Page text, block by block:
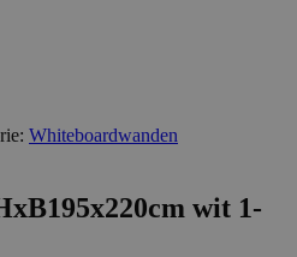
Whiteboardwanden
wit 1-